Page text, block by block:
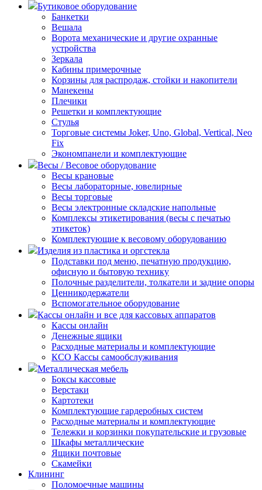
Бутиковое оборудование
Банкетки
Вешала
Ворота механические и другие охранные
устройства
Зеркала
Кабины примерочные
Корзины для распродаж, стойки и накопители
Манекены
Плечики
Решетки и комплектующие
Стулья
Торговые системы Joker, Uno, Global, Vertical, Neo
Fix
Экономпанели и комплектующие
Весы / Весовое оборудование
Весы крановые
Весы лабораторные, ювелирные
Весы торговые
Весы электронные складские напольные
Комплексы этикетирования (весы с печатью
этикеток)
Комплектующие к весовому оборудованию
Изделия из пластика и оргстекла
Подставки под меню, печатную продукцию,
офисную и бытовую технику
Полочные разделители, толкатели и задние опоры
Ценникодержатели
Вспомогательное оборудование
Кассы онлайн и все для кассовых аппаратов
Кассы онлайн
Денежные ящики
Расходные материалы и комплектующие
КСО Кассы самообслуживания
Металлическая мебель
Боксы кассовые
Верстаки
Картотеки
Комплектующие гардеробных систем
Расходные материалы и комплектующие
Тележки и корзинки покупательские и грузовые
Шкафы металлические
Ящики почтовые
Скамейки
Клининг
Поломоечные машины